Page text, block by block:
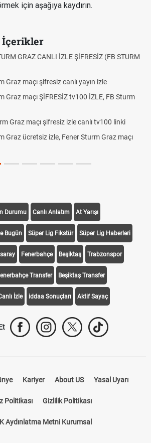
için aşağıya kaydırın.
İçerikler
İZLE ŞİFRESİZ (FB STURM
canlı yayın izle
tv100 İZLE, FB Sturm
izle canlı tv100 linki
izle, Fener Sturm Graz maçı
Fındık
Rövanşı
Durumu Canlı Anlatım At Yarışı
Bugün Süper Lig Fikstür Süper Lig Haberleri
Fenerbahçe Beşiktaş Trabzonspor
Transfer Beşiktaş Transfer
Canlı İzle iddaa Sonuçları Aktif Sayaç
Kariyer About US
Politikası Gizlilik Politikası